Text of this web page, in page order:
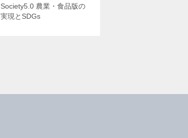
Society5.0 農業・食品版の
実現とSDGs